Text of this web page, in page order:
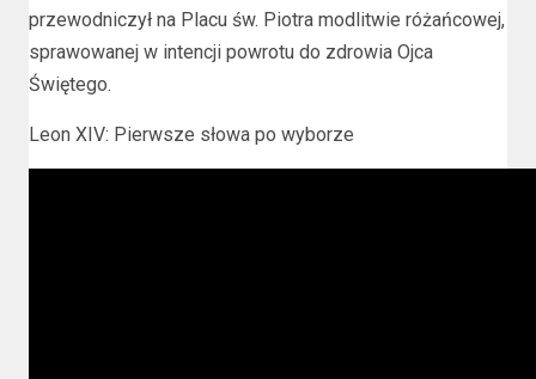
przewodniczył na Placu św. Piotra modlitwie różańcowej,
sprawowanej w intencji powrotu do zdrowia Ojca
Świętego.
Leon XIV: Pierwsze słowa po wyborze